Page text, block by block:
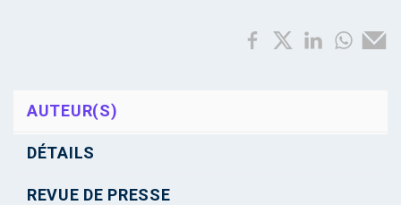
AUTEUR(S)
DÉTAILS
REVUE DE PRESSE